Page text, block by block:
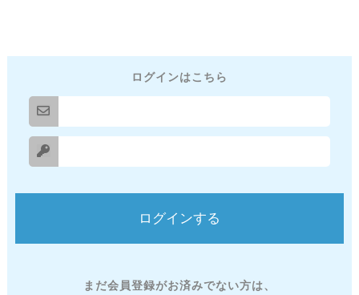
ログインはこちら
まだ会員登録がお済みでない方は、